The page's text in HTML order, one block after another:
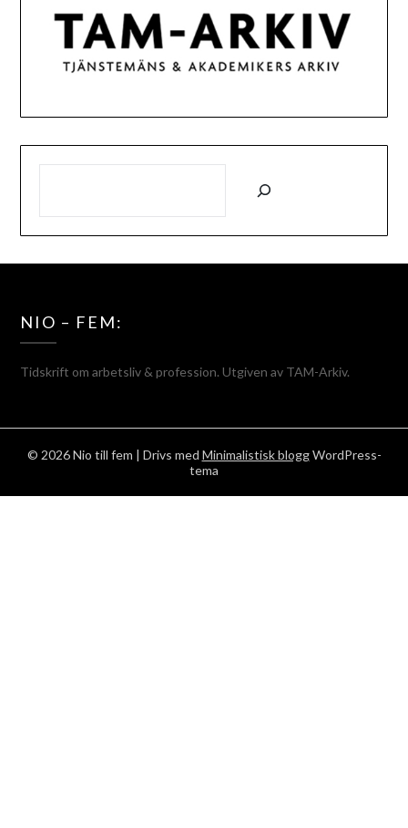
NIO – FEM:
Tidskrift om arbetsliv & profession. Utgiven av TAM-Arkiv.
© 2026 Nio till fem | Drivs med Minimalistisk bloggWordPress-
tema